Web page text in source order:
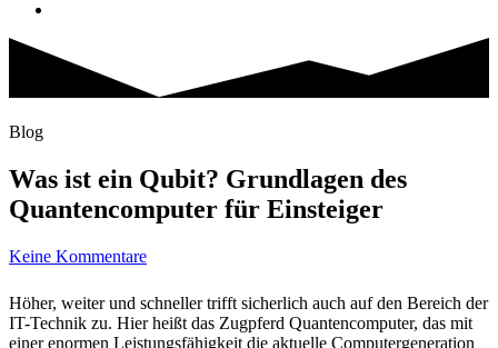
Blog
Was ist ein Qubit? Grundlagen des
Quantencomputer für Einsteiger
Keine Kommentare
Höher, weiter und schneller trifft sicherlich auch auf den Bereich der
IT-Technik zu. Hier heißt das Zugpferd Quantencomputer, das mit
einer enormen Leistungsfähigkeit die aktuelle Computergeneration